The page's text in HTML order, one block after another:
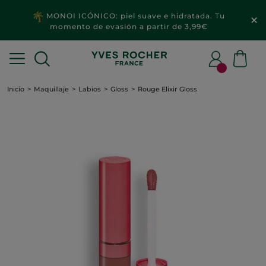
MONOI ICÓNICO: piel suave e hidratada. Tu
momento de evasión a partir de 3,99€
Inicio Maquillaje Labios Gloss Rouge Elixir Gloss